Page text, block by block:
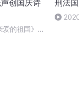
创国庆诗
爱的祖国》温
刑法